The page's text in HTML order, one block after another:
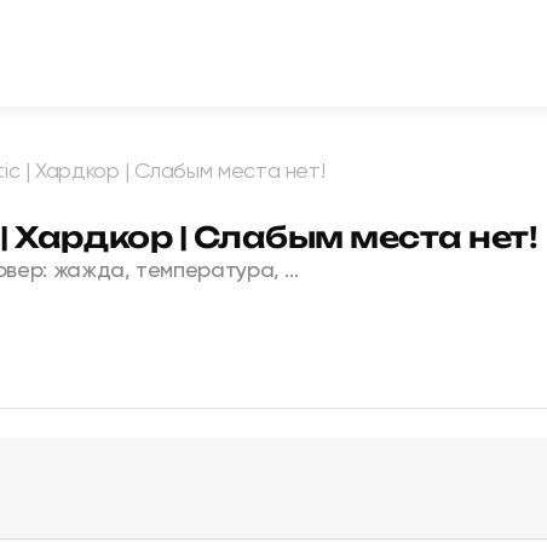
| Хардкор | Слабым места нет!
Хардкор | Слабым места нет!
жажда, температура, ...